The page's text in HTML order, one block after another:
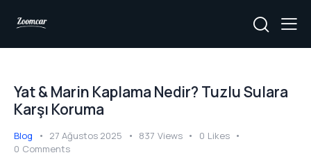
Yat & Marin Kaplama Nedir? Tuzlu Sulara
Karşı Koruma
Blog 27 Ağustos 2025 837 Views 0 Likes
0 Comments